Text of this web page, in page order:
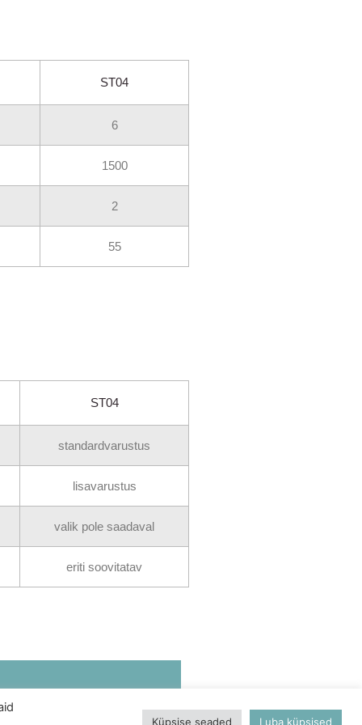
ST04
6
1500
2
55
ST04
standardvarustus
lisavarustus
valik pole saadaval
eriti soovitatav
Küpsise seaded Luba küpsised